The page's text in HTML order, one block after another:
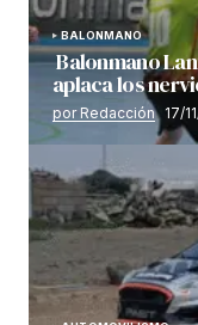
BALONMANO
Balonmano
aplaca los
por Redacción 17/